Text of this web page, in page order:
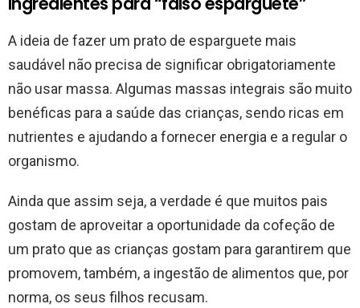
A ideia de fazer um prato de esparguete mais
saudável não precisa de significar obrigatoriamente
não usar massa. Algumas massas integrais são muito
benéficas para a saúde das crianças, sendo ricas em
nutrientes e ajudando a fornecer energia e a regular o
organismo.
Ainda que assim seja, a verdade é que muitos pais
gostam de aproveitar a oportunidade da cofeção de
um prato que as crianças gostam para garantirem que
promovem, também, a ingestão de alimentos que, por
norma, os seus filhos recusam.